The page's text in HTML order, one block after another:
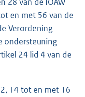
en met 56 van de
Verordening
ondersteuning
24 lid 4 van de
14 tot en met 16